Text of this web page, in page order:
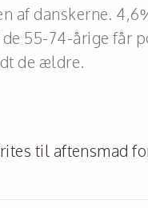
danskerne.
55-74-årige
de ældre.
til aftensmad